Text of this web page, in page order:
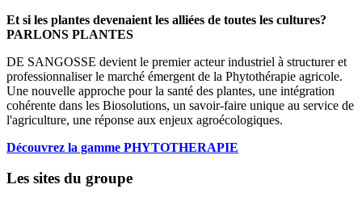
Et si les plantes devenaient les alliées de toutes les cultures?
PARLONS PLANTES
DE SANGOSSE devient le premier acteur industriel à structurer et
professionnaliser le marché émergent de la Phytothérapie agricole.
Une nouvelle approche pour la santé des plantes, une intégration
cohérente dans les Biosolutions, un savoir-faire unique au service de
l'agriculture, une réponse aux enjeux agroécologiques.
Découvrez la gamme PHYTOTHERAPIE
Les sites du groupe